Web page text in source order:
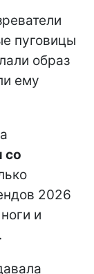
пуговицы
образ
ему
со
2026
и